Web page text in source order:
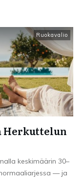
Ruokavalio
Herkuttelun
keskimäärin 30–
— ja